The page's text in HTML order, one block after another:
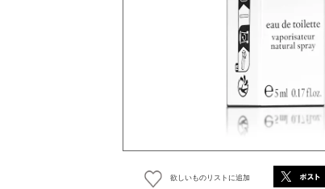
欲しいものリストに追加